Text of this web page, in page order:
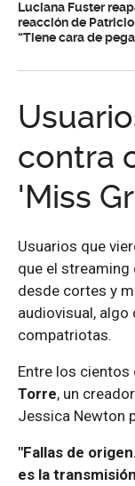
Luciana Fuster
reacción de
“Tiene cara de
contra
'Miss
Usuarios que
que el
desde cortes y
audiovisual, algo
compatriotas.
Entre los cientos
Torre, un
Jessica Newton
"Fallas de
es la